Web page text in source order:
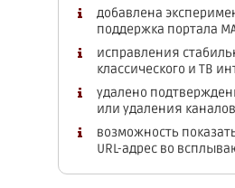
добавлена
поддержка портала
исправления
классического и ТВ
удалено
или удаления
возможность
URL-адрес во